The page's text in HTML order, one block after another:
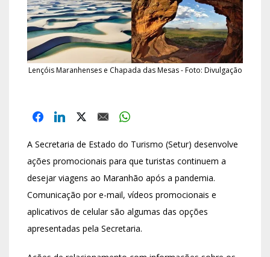
Lençóis Maranhenses e Chapada das Mesas - Foto: Divulgação
A Secretaria de Estado do Turismo (Setur) desenvolve
ações promocionais para que turistas continuem a
desejar viagens ao Maranhão após a pandemia.
Comunicação por e-mail, vídeos promocionais e
aplicativos de celular são algumas das opções
apresentadas pela Secretaria.